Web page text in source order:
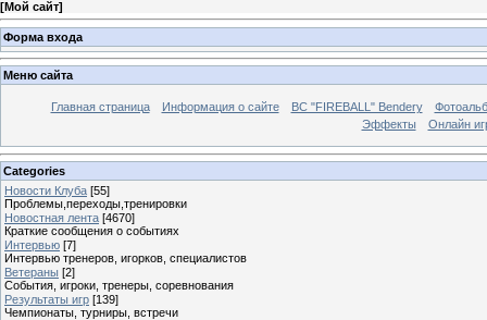
[Мой сайт]
Форма входа
Меню сайта
Главная страница Информация о сайте BC "FIREBALL" Bendery
Эффекты
Онлайн
Categories
Новости Клуба [55]
Проблемы,переходы,тренировки
Новостная лента [4670]
Краткие сообщения о событиях
Интервью [7]
Интервью тренеров, игорков, специалистов
Ветераны [2]
События, игроки, тренеры, соревнования
Результаты игр [139]
Чемпионаты, турниры, встречи